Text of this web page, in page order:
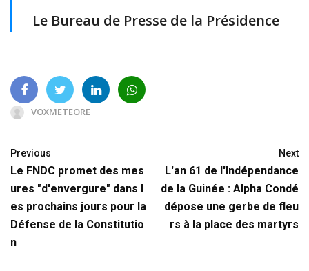
Le Bureau de Presse de la Présidence
VOXMETEORE
Previous
Le FNDC promet des mes
ures "d'envergure" dans l
es prochains jours pour la
Défense de la Constitutio
n
Next
L'an 61 de l'Indépendance
de la Guinée : Alpha Condé
dépose une gerbe de fleu
rs à la place des martyrs